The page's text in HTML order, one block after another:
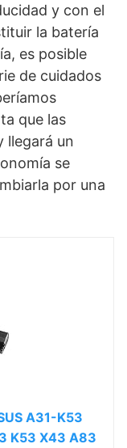
y con el
la batería
es posible
de cuidados
que las
llegará un
se
por una
A31-K53
K53 X43 A83